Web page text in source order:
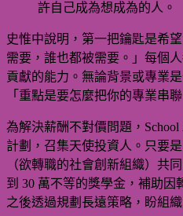
許自己成為想成為的人。
史惟中說明，第一把鑰匙是希
需要，誰也都被需要。」每個
貢獻的能力。無論背景或專業
「重點是要怎麼把你的專業串
為解決薪酬不對價問題，
計劃，召集天使投資人。只要
（欲轉職的社會創新組織）共
到 30 萬不等的獎學金，補助因
之後透過規劃長遠策略，盼組